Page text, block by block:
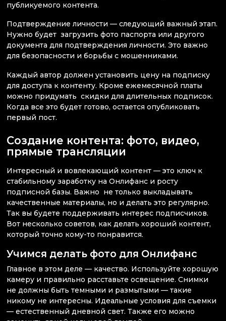
публикуемого контента.
Подтверждение личности — следующий важный этап.
Нужно будет загрузить фото паспорта или другого
документа для подтверждения личности. Это важно
для безопасности и борьбы с мошенниками.
Каждый автор должен установить цену на подписку
для доступа к контенту. Кроме ежемесячной платы
можно придумать скидки для длительных подписок.
Когда все это будет готово, остается опубликовать
первый пост.
Создание контента: фото, видео,
прямые трансляции
Интересный и вовлекающий контент — это ключ к
стабильному заработку на Онлифанс и росту
подписной базы. Важно не только выкладывать
качественные материалы, но и делать это регулярно.
Так вы будете поддерживать интерес подписчиков.
Вот несколько советов, как делать хороший контент,
который точно кому-то понравится.
Учимся делать фото для Онлифанс
Главное в этом деле — качество. Используйте хорошую
камеру и правильно расставьте освещение. Снимки
не должны быть темными и размытыми — такие
никому не интересны. Идеальные условия для съемки
— естественный дневной свет. Также его можно